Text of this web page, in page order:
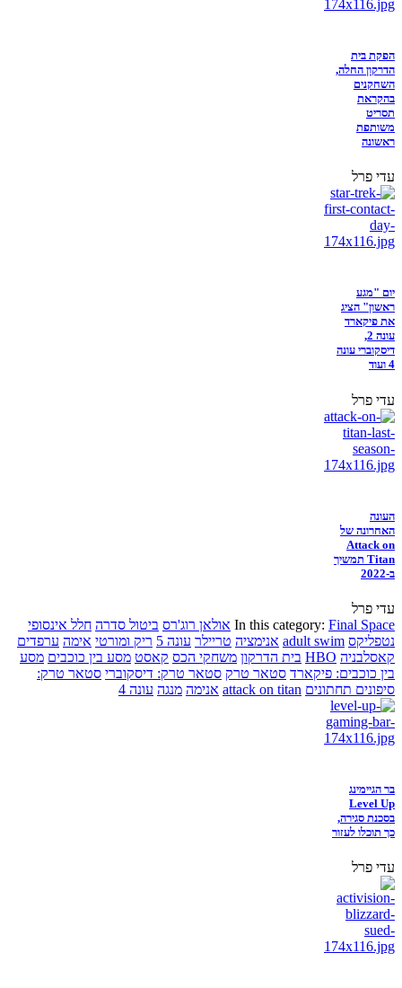
הפקת בית
הדרקון החלה,
השחקנים
בהקראת
תסריט
משותפת
ראשונה
עדי פרל
יום "מגע
ראשון" הציג
את פיקארד
עונה 2,
דיסקוברי עונה
4 ועוד
עדי פרל
העונה
האחרונה של
Attack on
Titan תמשיך
ב-2022
עדי פרל
In this category: Final Space אולאן רוג'רס ביטול סדרה חלל אינסופי
נטפליקס adult swim אנימציה טריילר עונה 5 ריק ומורטי אימה ערפדים
קאסלבניה HBO בית הדרקון משחקי הכס קאסט מסע בין כוכבים מסע
בין כוכבים: פיקארד סטאר טרק סטאר טרק: דיסקוברי סטאר טרק:
סיפונים תחתונים attack on titan אנימה מנגה עונה 4
בר הגיימינג
Level Up
בסכנת סגירה,
כך תוכלו לעזור
עדי פרל